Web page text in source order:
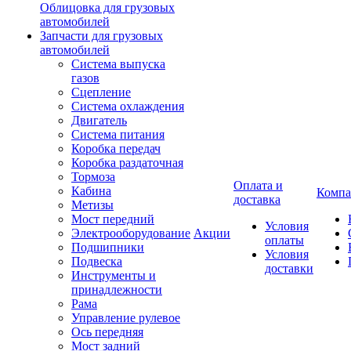
Облицовка для грузовых
автомобилей
Запчасти для грузовых
автомобилей
Система выпуска
газов
Сцепление
Система охлаждения
Двигатель
Система питания
Коробка передач
Коробка раздаточная
Тормоза
Кабина
Метизы
Мост передний
Электрооборудование
Подшипники
Подвеска
Инструменты и
принадлежности
Рама
Управление рулевое
Ось передняя
Мост задний
Акции
Оплата и
доставка
Условия
оплаты
Условия
доставки